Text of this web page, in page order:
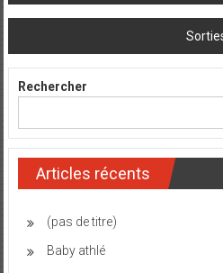
navigation
Rechercher
Articles récents
(pas de titre)
Baby athlé